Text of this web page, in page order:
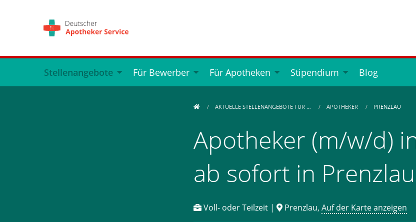
Stellenangebote Für Bewerber Für Apotheken Stipendium Blog
AKTUELLE STELLENANGEBOTE FÜR … APOTHEKER PRENZLAU
Apotheker (m/w/d)
ab sofort in
Voll- oder Teilzeit | Prenzlau, Auf der Karte anzeigen